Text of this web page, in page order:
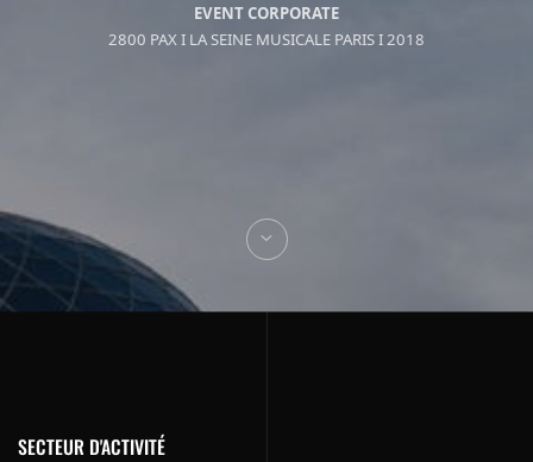
EVENT CORPORATE
2800 PAX I LA SEINE MUSICALE PARIS I 2018
SECTEUR D'ACTIVITÉ